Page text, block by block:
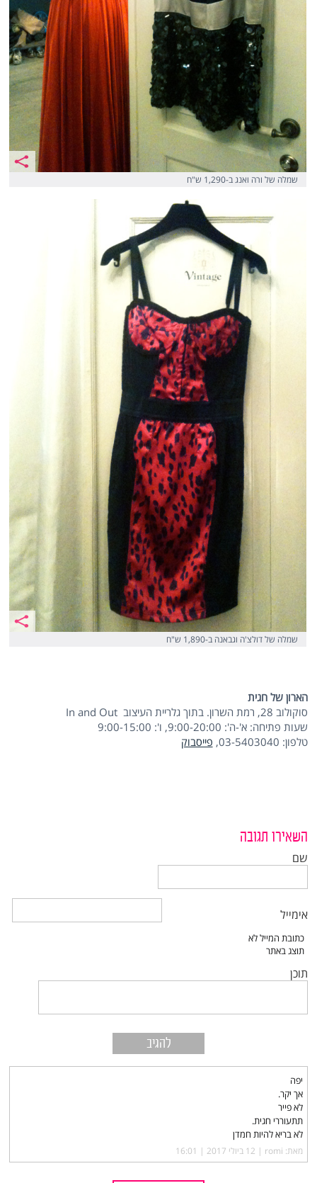
שמלה של ורה ואנג ב-1,290 ש"ח
שמלה של דולצ'ה וגבאנה ב-1,890 ש"ח
הארון של חגית
סוקולוב 28, רמת השרון. בתוך גלריית העיצוב In and Out
שעות פתיחה: א'-ה': 9:00-20:00, ו': 9:00-15:00
טלפון: 03-5403040,
פייסבוק
השאירו תגובה
שם
אימייל
תוכן
יפה
אך יקר.
לא פייר
תתעוררי חגית.
לא בריא להיות חמדן
מאת: romi |‏ 12 ביולי 2017 | 16:01